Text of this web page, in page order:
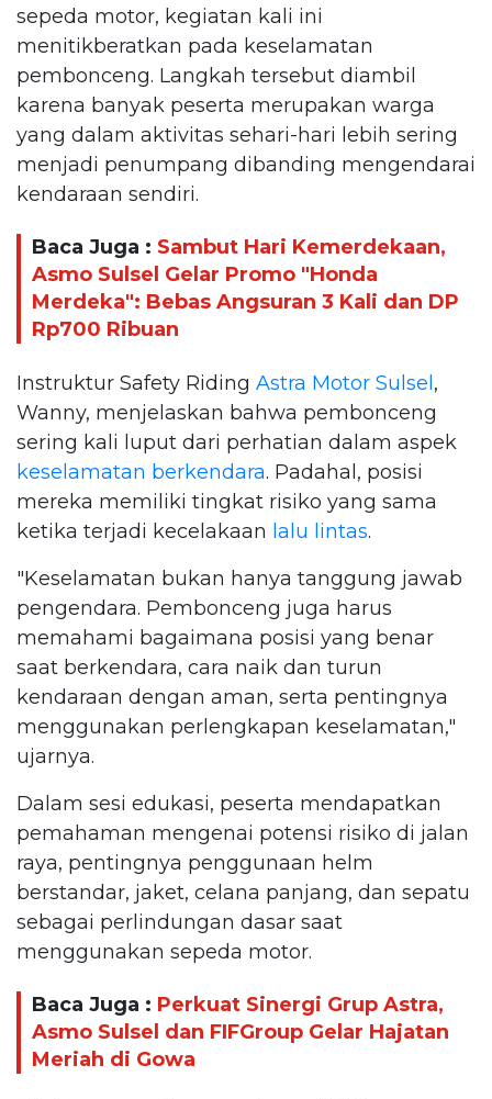
sepeda motor, kegiatan kali ini
menitikberatkan pada keselamatan
pembonceng. Langkah tersebut diambil
karena banyak peserta merupakan warga
yang dalam aktivitas sehari-hari lebih sering
menjadi penumpang dibanding mengendarai
kendaraan sendiri.
Baca Juga : Sambut Hari Kemerdekaan,
Asmo Sulsel Gelar Promo "Honda
Merdeka": Bebas Angsuran 3 Kali dan DP
Rp700 Ribuan
Instruktur Safety Riding Astra Motor Sulsel ,
Wanny, menjelaskan bahwa pembonceng
sering kali luput dari perhatian dalam aspek
keselamatan berkendara. Padahal, posisi
mereka memiliki tingkat risiko yang sama
ketika terjadi kecelakaan lalu lintas.
"Keselamatan bukan hanya tanggung jawab
pengendara. Pembonceng juga harus
memahami bagaimana posisi yang benar
saat berkendara, cara naik dan turun
kendaraan dengan aman, serta pentingnya
menggunakan perlengkapan keselamatan,"
ujarnya.
Dalam sesi edukasi, peserta mendapatkan
pemahaman mengenai potensi risiko di jalan
raya, pentingnya penggunaan helm
berstandar, jaket, celana panjang, dan sepatu
sebagai perlindungan dasar saat
menggunakan sepeda motor.
Baca Juga : Perkuat Sinergi Grup Astra,
Asmo Sulsel dan FIFGroup Gelar Hajatan
Meriah di Gowa